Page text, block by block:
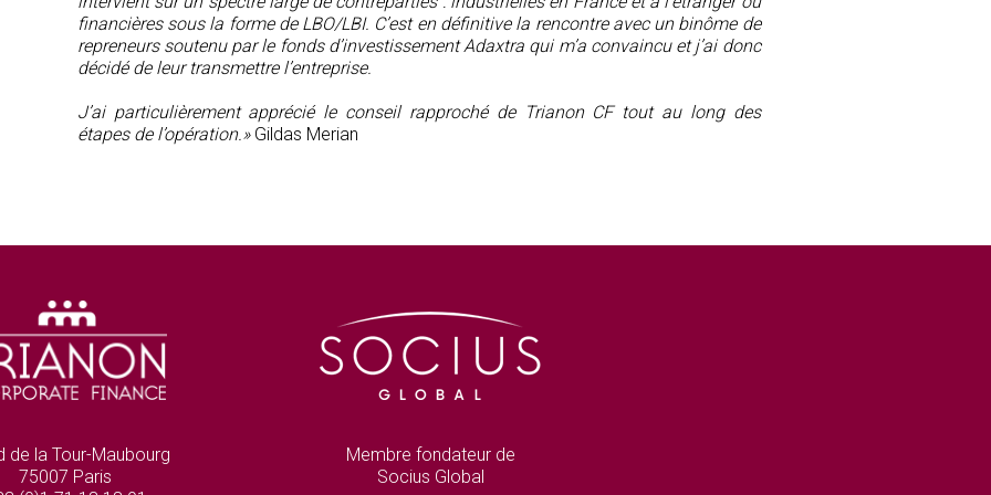
financières sous la forme de LBO/LBI. C’est en définitive la rencontre avec un binôme de
repreneurs soutenu par le fonds d’investissement Adaxtra qui m’a convaincu et j’ai donc
décidé de leur transmettre l’entreprise.
J’ai particulièrement apprécié le conseil rapproché de Trianon CF tout au long des
étapes de l’opération.»Gildas Merian
de la Tour-Maubourg
75007 Paris
Membre fondateur de
Socius Global